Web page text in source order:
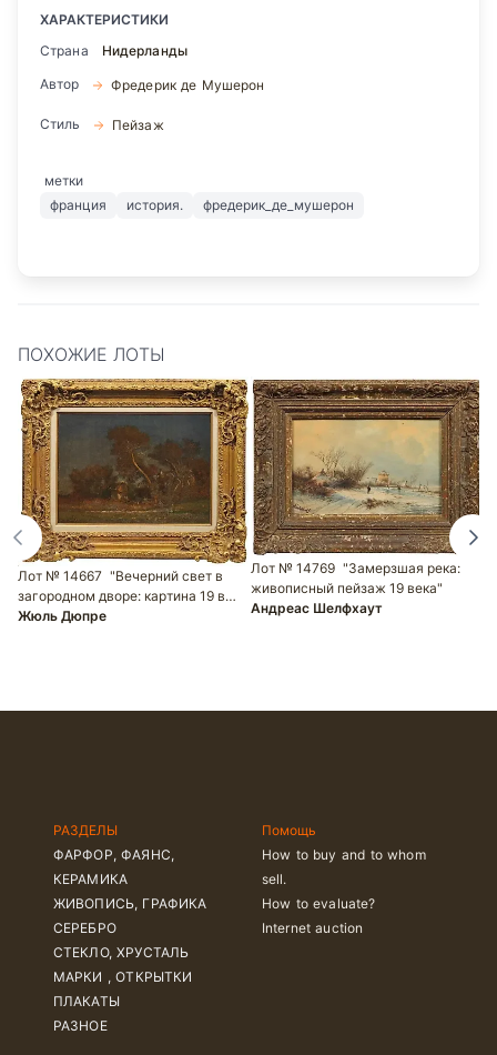
ХАРАКТЕРИСТИКИ
Страна
Нидерланды
Автор
Фредерик де Мушерон
Стиль Пейзаж
метки
франция
история. фредерик_де_мушерон
ПОХОЖИЕ ЛОТЫ
Лот № 14667 "Вечерний свет в
загородном дворе: картина 19 в…
Жюль Дюпре
Лот № 14769 "Замерзшая река:
живописный пейзаж 19 века"
Андреас Шелфхаут
РАЗДЕЛЫ
ФАРФОР, ФАЯНС,
КЕРАМИКА
ЖИВОПИСЬ, ГРАФИКА
СЕРЕБРО
СТЕКЛО, ХРУСТАЛЬ
МАРКИ , ОТКРЫТКИ
ПЛАКАТЫ
РАЗНОЕ
Помощь
How to buy and to whom
sell.
How to evaluate?
Internet auction